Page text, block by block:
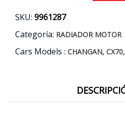
SKU: 9961287
Categoría: RADIADOR MOTOR
Cars Models : CHANGAN, CX70,